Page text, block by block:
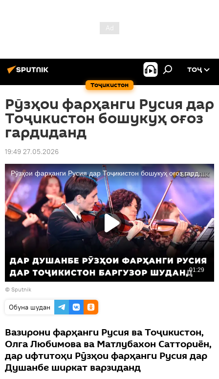
Тоҷикистон
ТОҶ
Рӯзҳои фарҳанги Русия дар
Тоҷикистон бошукуҳ оғоз
гардиданд
19:49 27.05.2026
© Sputnik
Обуна шудан
Вазирони фарҳанги Русия ва Тоҷикистон,
Олга Любимова ва Матлубахон Сатториён,
дар ифтитоҳи Рӯзҳои фарҳанги Русия дар
Душанбе ширкат варзиданд